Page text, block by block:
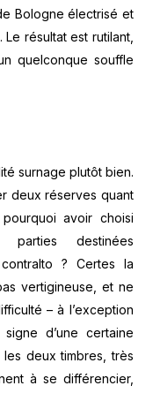
Bologne électrisé et
résultat est rutilant,
quelconque souffle
surnage plutôt bien.
deux réserves quant
avoir choisi
destinées
? Certes la
vertigineuse, et ne
– à l’exception
d’une certaine
deux timbres, très
à se différencier,